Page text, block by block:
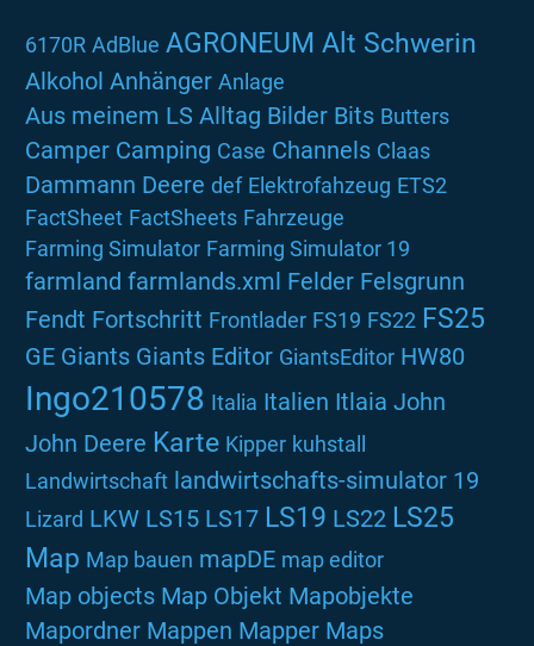
6170R AdBlue AGRONEUM Alt Schwerin
Alkohol Anhänger Anlage
Aus meinem LS Alltag Bilder Bits Butters
Camper Camping Case Channels Claas
Dammann Deere def Elektrofahzeug ETS2
FactSheet FactSheets Fahrzeuge
Farming Simulator Farming Simulator 19
farmland farmlands.xml Felder Felsgrunn
Fendt Fortschritt Frontlader FS19 FS22 FS25
GE Giants Giants Editor GiantsEditor HW80
Ingo210578 Italia Italien Itlaia John
John Deere Karte Kipper kuhstall
Landwirtschaft landwirtschafts-simulator 19
Lizard LKW LS15 LS17 LS19 LS22 LS25
Map Map bauen mapDE map editor
Map objects Map Objekt Mapobjekte
Mapordner Mappen Mapper Maps